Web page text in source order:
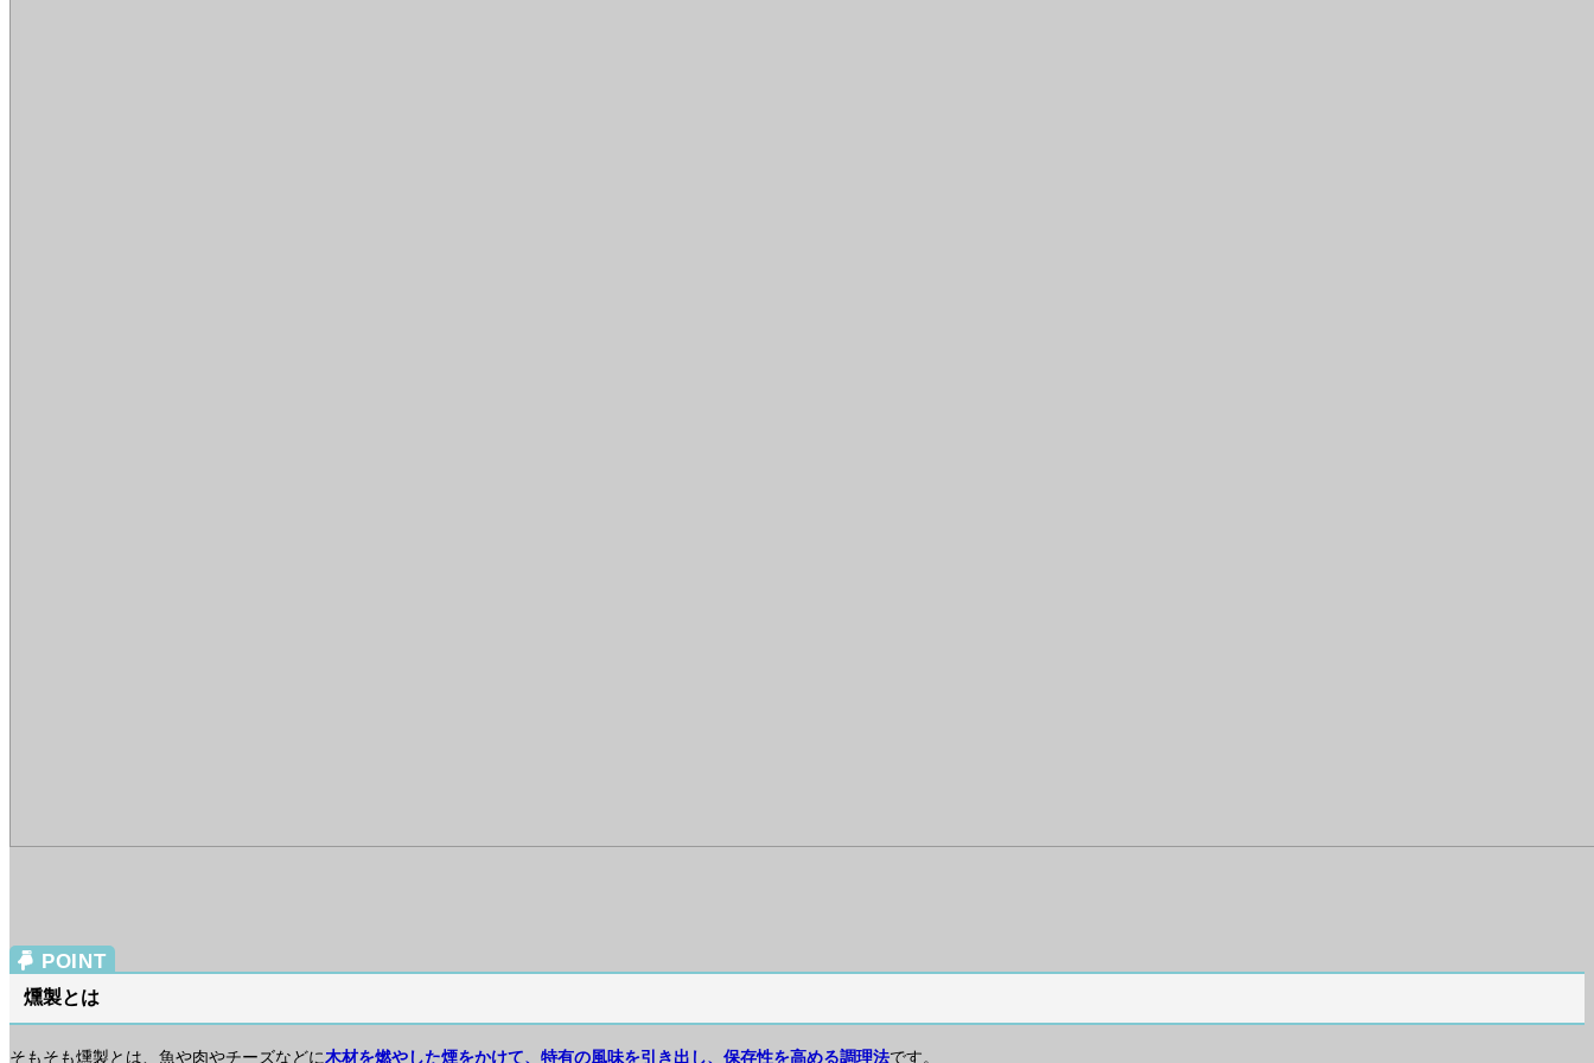
燻製とは
そもそも燻製とは、魚や肉やチーズなどに木材を燃やした煙をかけて、特有の風味を引き出し、保存性を高める調理法です。